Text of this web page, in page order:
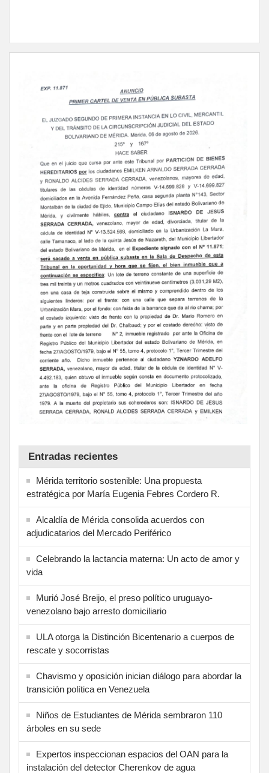
Entradas recientes
Mérida territorio sostenible: Una propuesta
estratégica por María Eugenia Febres Cordero R.
Alcaldía de Mérida consolida acuerdos con
adjudicatarios del Mercado Periférico
Celebrando la lactancia materna: Un acto de amor y
vida
Murió José Breijo, el preso político uruguayo-
venezolano bajo arresto domiciliario
ULA otorga la Distinción Bicentenario a cuerpos de
rescate y socorristas
Chavismo y oposición inician diálogo para abordar la
transición política en Venezuela
Niños de Estudiantes de Mérida sembraron 110
árboles en su sede
Expertos inspeccionan espacios del OAN para la
instalación del detector Cherenkov de agua